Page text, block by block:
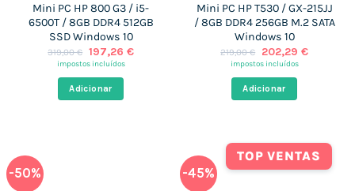
Mini PC HP 800 G3 / i5-
6500T / 8GB DDR4 512GB
SSD Windows 10
319,00€ O
preço
era:
319,00 €.
197,26 €O
impostos incluídos
Adicionar
Mini PC HP T530 / GX-215JJ
/ 8GB DDR4 256GB M.2 SATA
Windows 10
219,00€
O
preço
era:
219,00 €.
202,29 €O
impostos incluídos
Adicionar
-50% -45%
TOP VENTAS